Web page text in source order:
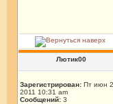
Лютик00
Зарегистрирован: Пт июн
2011 10:31 am
Сообщений: 3